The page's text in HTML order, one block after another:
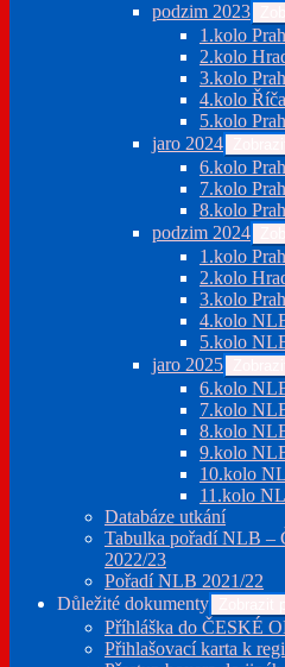
podzim 2023
1.kolo
2.kolo
3.kolo
4.kolo
5.kolo
jaro 2024
6.kolo
7.kolo
8.kolo
podzim 2024
1.kolo
2.kolo
3.kolo
4.kolo
5.kolo
jaro 2025
6.kolo
7.kolo
8.kolo
9.kolo
10.kolo
11.kolo
Databáze utkání
Tabulka pořadí NLB –
2022/23
Pořadí NLB 2021/22
Důležité dokumenty
Příhláška do ČESKÉ
Přihlašovací karta k